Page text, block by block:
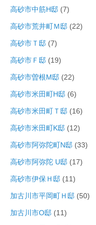
高砂市中筋H邸 (7)
高砂市荒井町Ｍ邸 (22)
高砂市Ｔ邸 (7)
高砂市Ｆ邸 (19)
高砂市曽根M邸 (22)
高砂市米田町H邸 (6)
高砂市米田町Ｔ邸 (16)
高砂市米田町K邸 (12)
高砂市阿弥陀町N邸 (33)
高砂市阿弥陀 U邸 (17)
高砂市伊保Ｈ邸 (11)
加古川市平岡町Ｈ邸 (50)
加古川市O邸 (11)